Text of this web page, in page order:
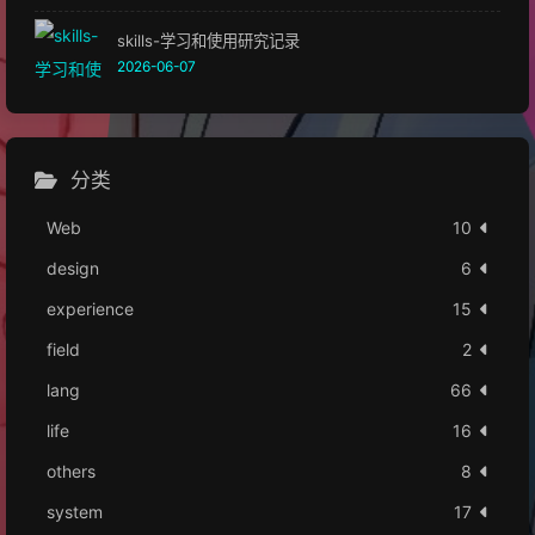
skills-学习和使用研究记录
2026-06-07
分类
Web
10
design
6
experience
15
field
2
lang
66
life
16
others
8
system
17